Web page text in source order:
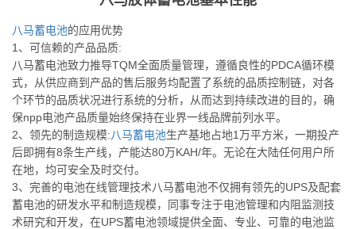
八马蓄电池的应用优势
1、可信赖的产品品质:
八马蓄电池致力推导TQM全面质量管理，遵循良性的PDCA循环模
式，从供应商到产品的售后服务均配置了系统的品质控制链，对各
个环节的品质状况进行系统的分析，从而达到持续改进的目的，确
保npp电池产品质量始终保持在业界一线品牌前列水平。
2、领先的制造规模:八马蓄电池生产基地占地1万平方米，一期投产
后即拥有8条生产线，产能达80万KAH/年。无论在大陆任何用户所
在地，均可安全及时交付。
3、完善的电池在线管理技术八马蓄电池不仅拥有领先的UPS及配套
蓄电池的研发水平和制造规模，同事专注于电池管理和内阻监测技
术研究和开发，在UPS蓄电池领域提供全面、专业、可靠的电池监